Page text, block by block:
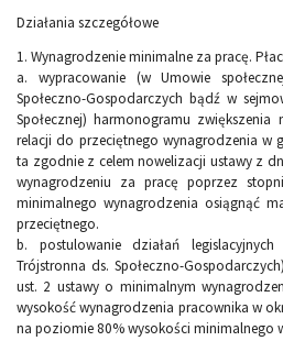
Działania szczegółowe
1. Wynagrodzenie minimalne za pracę.
a. wypracowanie (w Umowie
Społeczno-Gospodarczych bądź w
Społecznej) harmonogramu
relacji do przeciętnego wynagrodzenia w
ta zgodnie z celem nowelizacji ustawy z
wynagrodzeniu za pracę poprzez
minimalnego wynagrodzenia osiągnąć
przeciętnego.
b. postulowanie działań
Trójstronna ds. Społeczno-
ust. 2 ustawy o minimalnym
wysokość wynagrodzenia pracownika w
na poziomie 80% wysokości minimalnego